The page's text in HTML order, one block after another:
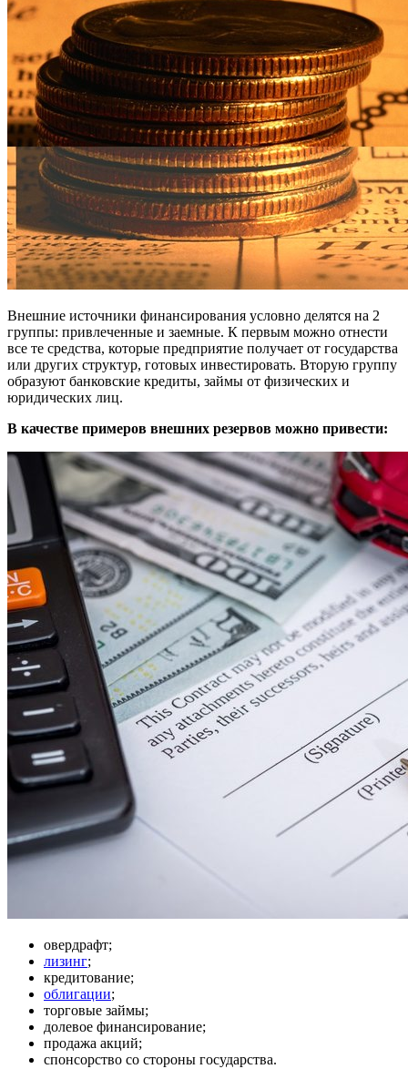
Внешние источники финансирования условно делятся на 2
группы: привлеченные и заемные. К первым можно отнести
все те средства, которые предприятие получает от государства
или других структур, готовых инвестировать. Вторую группу
образуют банковские кредиты, займы от физических и
юридических лиц.
В качестве примеров внешних резервов можно привести:
овердрафт;
лизинг;
кредитование;
облигации;
торговые займы;
долевое финансирование;
продажа акций;
спонсорство со стороны государства.